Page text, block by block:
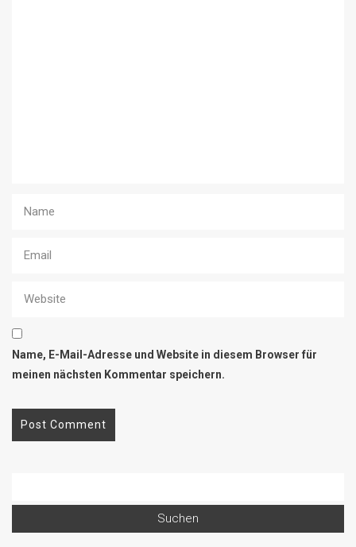
Name, E-Mail-Adresse und Website in diesem Browser für
meinen nächsten Kommentar speichern.